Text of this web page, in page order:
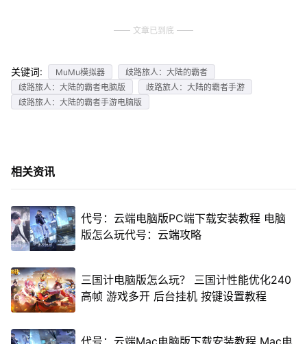
文章已到底
关键词: MuMu模拟器
歧路旅人：大陆的霸者
歧路旅人：大陆的霸者电脑版
歧路旅人：大陆的霸者手游
歧路旅人：大陆的霸者手游电脑版
相关资讯
代号：云端电脑版PC端下载安装教程 电脑
版怎么玩代号：云端攻略
三国计电脑版怎么玩？ 三国计性能优化240
高帧 游戏多开 后台挂机 按键设置教程